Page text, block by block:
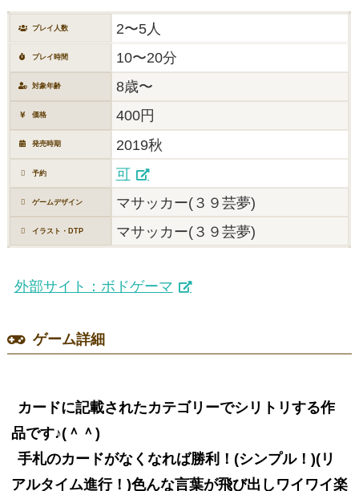
プレイ人数 2〜5人
プレイ時間 10〜20分
対象年齢 8歳〜
価格 400円
発売時期 2019秋
予約 可
ゲームデザイン マサッカー(３９芸夢)
イラスト・DTP マサッカー(３９芸夢)
外部サイト：ボドゲーマ
ゲーム詳細
カードに記載されたカテゴリーでシリトリする作
品です♪(＾＾)
手札のカードがなくなれば勝利！(シンプル！)(リ
アルタイム進行！)色んな言葉が飛び出しワイワイ楽